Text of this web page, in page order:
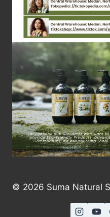
© 2026 Suma Natural